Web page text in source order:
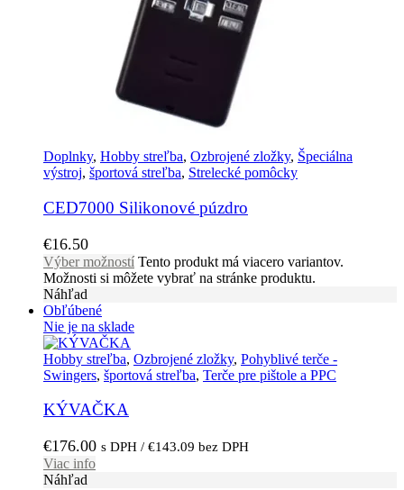
Doplnky, Hobby streľba, Ozbrojené zložky, Špeciálna
výstroj, športová streľba, Strelecké pomôcky
CED7000 Silikonové púzdro
€16.50
Výber možností Tento produkt má viacero variantov.
Možnosti si môžete vybrať na stránke produktu.
Náhľad
Obľúbené
Nie je na sklade
Hobby streľba, Ozbrojené zložky, Pohyblivé terče -
Swingers, športová streľba, Terče pre pištole a PPC
KÝVAČKA
€176.00 s DPH / €143.09 bez DPH
Viac info
Náhľad